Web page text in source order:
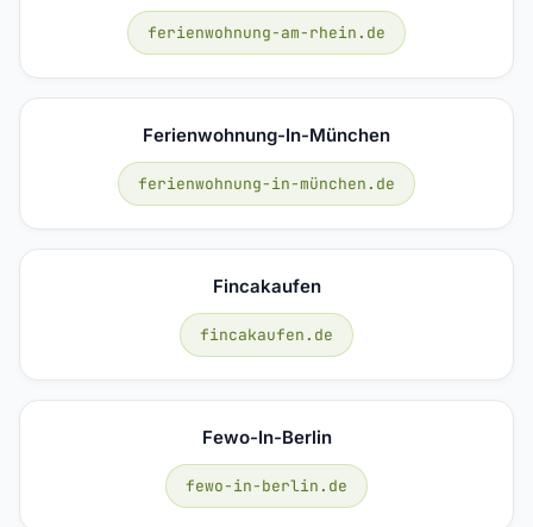
ferienwohnung-am-rhein.de
Ferienwohnung-In-München
ferienwohnung-in-münchen.de
Fincakaufen
fincakaufen.de
Fewo-In-Berlin
fewo-in-berlin.de